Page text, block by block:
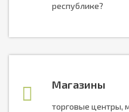
республике?
Магазины
торговые центры,